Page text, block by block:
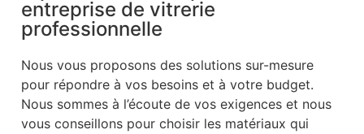
entreprise de vitrerie
professionnelle
Nous vous proposons des solutions sur-mesure
pour répondre à vos besoins et à votre budget.
Nous sommes à l’écoute de vos exigences et nous
vous conseillons pour choisir les matériaux qui